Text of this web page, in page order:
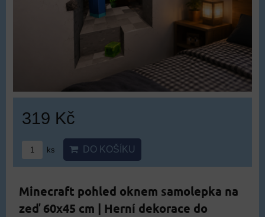
319 Kč
ks DO KOŠÍKU
Minecraft pohled oknem samolepka na
zeď 60x45 cm | Herní dekorace do